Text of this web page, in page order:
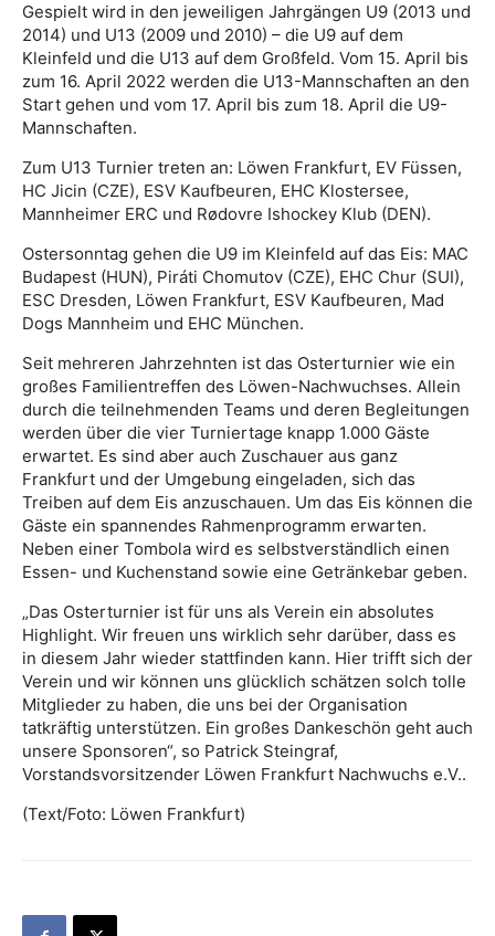
Gespielt wird in den jeweiligen Jahrgängen U9 (2013 und
2014) und U13 (2009 und 2010) – die U9 auf dem
Kleinfeld und die U13 auf dem Großfeld. Vom 15. April bis
zum 16. April 2022 werden die U13-Mannschaften an den
Start gehen und vom 17. April bis zum 18. April die U9-
Mannschaften.
Zum U13 Turnier treten an: Löwen Frankfurt, EV Füssen,
HC Jicin (CZE), ESV Kaufbeuren, EHC Klostersee,
Mannheimer ERC und Rødovre Ishockey Klub (DEN).
Ostersonntag gehen die U9 im Kleinfeld auf das Eis: MAC
Budapest (HUN), Piráti Chomutov (CZE), EHC Chur (SUI),
ESC Dresden, Löwen Frankfurt, ESV Kaufbeuren, Mad
Dogs Mannheim und EHC München.
Seit mehreren Jahrzehnten ist das Osterturnier wie ein
großes Familientreffen des Löwen-Nachwuchses. Allein
durch die teilnehmenden Teams und deren Begleitungen
werden über die vier Turniertage knapp 1.000 Gäste
erwartet. Es sind aber auch Zuschauer aus ganz
Frankfurt und der Umgebung eingeladen, sich das
Treiben auf dem Eis anzuschauen. Um das Eis können die
Gäste ein spannendes Rahmenprogramm erwarten.
Neben einer Tombola wird es selbstverständlich einen
Essen- und Kuchenstand sowie eine Getränkebar geben.
„Das Osterturnier ist für uns als Verein ein absolutes
Highlight. Wir freuen uns wirklich sehr darüber, dass es
in diesem Jahr wieder stattfinden kann. Hier trifft sich der
Verein und wir können uns glücklich schätzen solch tolle
Mitglieder zu haben, die uns bei der Organisation
tatkräftig unterstützen. Ein großes Dankeschön geht auch
unsere Sponsoren“, so Patrick Steingraf,
Vorstandsvorsitzender Löwen Frankfurt Nachwuchs e.V..
(Text/Foto: Löwen Frankfurt)